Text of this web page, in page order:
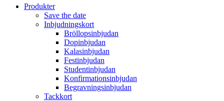
Produkter
Save the date
Inbjudningskort
Bröllopsinbjudan
Dopinbjudan
Kalasinbjudan
Festinbjudan
Studentinbjudan
Konfirmationsinbjudan
Begravningsinbjudan
Tackkort